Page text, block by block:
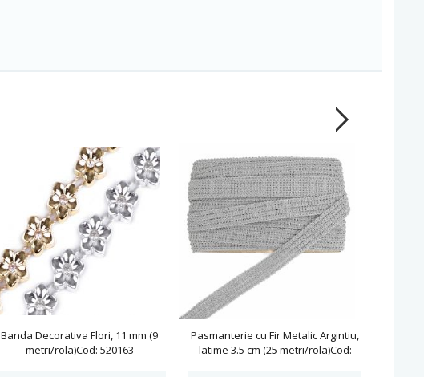
Banda Decorativa Flori, 11 mm (9
metri/rola)Cod: 520163
Pasmanterie cu Fir Metalic Argintiu,
latime 3.5 cm (25 metri/rola)Cod: